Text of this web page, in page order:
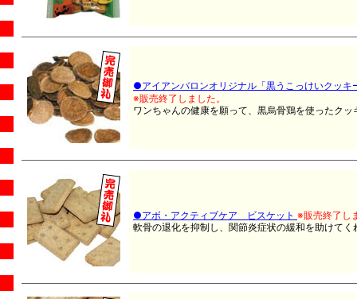
●アイアンバロンオリジナル「黒うこっけいクッキ
※販売終了しました。
ワンちゃんの健康を願って、黒烏骨鶏を使ったクッ
●アボ・アクティブケア ビスケット ※販売終了し
軟骨の退化を抑制し、関節炎症状の緩和を助けてく